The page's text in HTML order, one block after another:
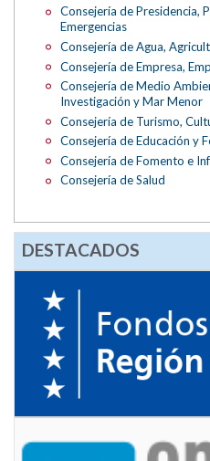
Consejería de Presidencia,
Emergencias
Consejería de Agua,
Consejería de Empresa,
Consejería de Medio
Investigación y Mar Menor
Consejería de Turismo,
Consejería de Educación y
Consejería de Fomento e
Consejería de Salud
DESTACADOS